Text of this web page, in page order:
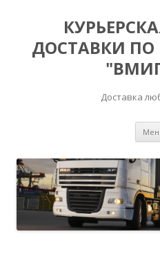
ДОСТАВКИ ПО
Доставка